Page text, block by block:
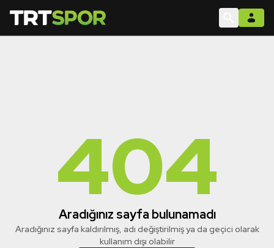
404
Aradığınız sayfa bulunamadı
Aradığınız sayfa kaldırılmış, adı değiştirilmiş ya da geçici olarak
kullanım dışı olabilir